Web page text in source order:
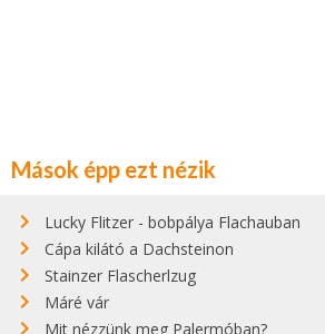
Mások épp ezt nézik
Lucky Flitzer - bobpálya Flachauban
Cápa kilátó a Dachsteinon
Stainzer Flascherlzug
Máré vár
Mit nézzünk meg Palermóban?